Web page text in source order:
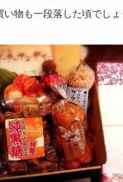
い物も一段落した頃でしょ